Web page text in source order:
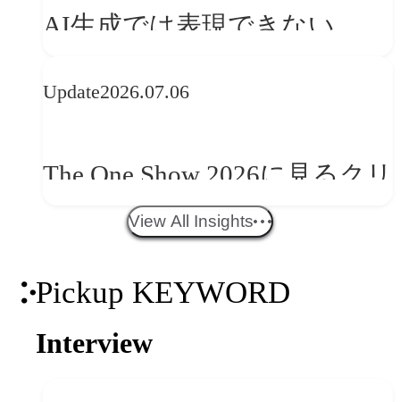
か
AI生成では表現できない
望
Update2026.07.06
The One Show 2026に見るクリ
エイティブトレンド──社会
「体験」へ変える
View All Insights
Pickup KEYWORD
Interview